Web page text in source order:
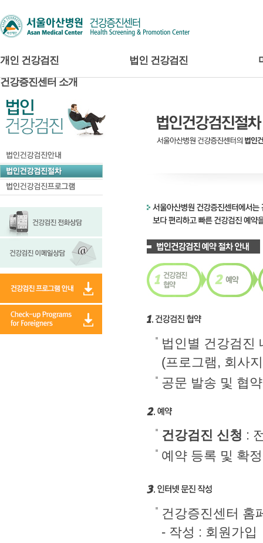
개인 건강검진 법인 건강검진
건강증진센터 소개
법인별 건강검진
(프로그램, 회사
공문 발송 및 협
건강검진 신청 :
예약 등록 및 확
건강증진센터 홈
- 작성 : 회원가